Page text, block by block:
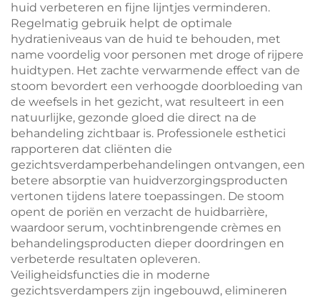
huid verbeteren en fijne lijntjes verminderen.
Regelmatig gebruik helpt de optimale
hydratieniveaus van de huid te behouden, met
name voordelig voor personen met droge of rijpere
huidtypen. Het zachte verwarmende effect van de
stoom bevordert een verhoogde doorbloeding van
de weefsels in het gezicht, wat resulteert in een
natuurlijke, gezonde gloed die direct na de
behandeling zichtbaar is. Professionele esthetici
rapporteren dat cliënten die
gezichtsverdamperbehandelingen ontvangen, een
betere absorptie van huidverzorgingsproducten
vertonen tijdens latere toepassingen. De stoom
opent de poriën en verzacht de huidbarrière,
waardoor serum, vochtinbrengende crèmes en
behandelingsproducten dieper doordringen en
verbeterde resultaten opleveren.
Veiligheidsfuncties die in moderne
gezichtsverdampers zijn ingebouwd, elimineren